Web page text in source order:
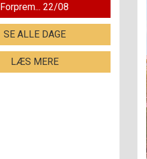
Forprem... 22/08
SE ALLE DAGE
LÆS MERE